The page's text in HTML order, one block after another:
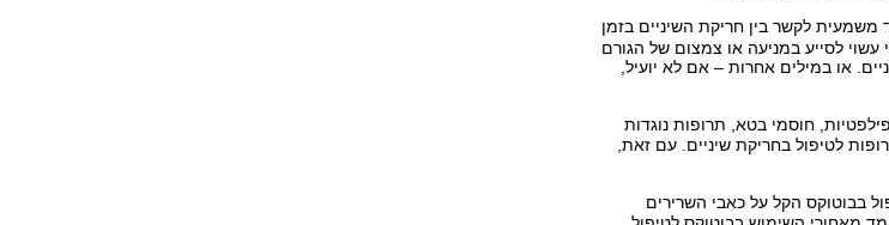
משמעית לקשר בין חריקת השיניים בזמן
עשוי לסייע במניעה או צמצום של הגורם
או במילים אחרות – אם לא יועיל,
חוסמי בטא, תרופות נוגדות
לטיפול בחריקת שיניים. עם זאת,
בבוטוקס הקל על כאבי השרירים